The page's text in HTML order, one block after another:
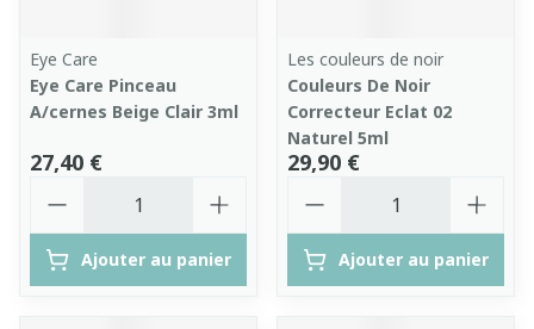
Eye Care
Eye Care Pinceau
A/cernes Beige Clair 3ml
27,40 €
Ajouter au panier
Les couleurs de noir
Couleurs De Noir
Correcteur Eclat 02
Naturel 5ml
29,90 €
Ajouter au panier